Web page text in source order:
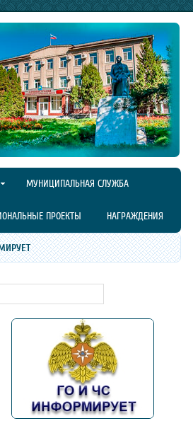
МУНИЦИПАЛЬНАЯ СЛУЖБА
ПРОЕКТЫ НАГРАЖДЕНИЯ